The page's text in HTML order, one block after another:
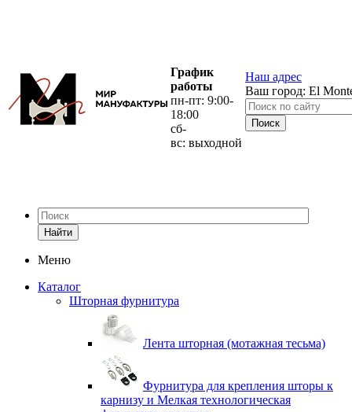
График
работы
пн-пт: 9:00-
18:00
сб-
вс: выходной
Наш адрес
Ваш город: El
Найти
Меню
Каталог
Шторная фурнитура
Лента шторная (мотажная тесьма)
Фурнитура для крепления шторы к
карнизу и Мелкая технологическая